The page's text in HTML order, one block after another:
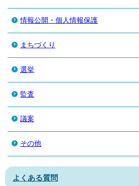
情報公開・個人情報保護
まちづくり
選挙
監査
議案
その他
よくある質問